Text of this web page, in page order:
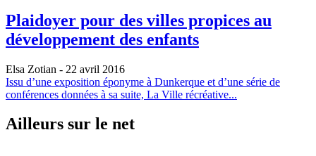
Plaidoyer pour des villes propices au
développement des enfants
Elsa Zotian - 22 avril 2016
Issu d’une exposition éponyme à Dunkerque et d’une série de
conférences données à sa suite, La Ville récréative...
Ailleurs sur le net